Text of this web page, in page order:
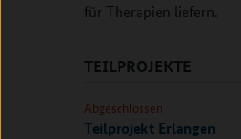
für Therapien liefern.
TEILPROJEKTE
Abgeschlossen
Teilprojekt Erlangen